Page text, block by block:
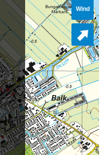
Wind